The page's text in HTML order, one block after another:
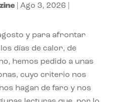
| Ago 3, 2026
y para afrontar
días de calor, de
hemos pedido a unas
cuyo criterio nos
hagan de faro y nos